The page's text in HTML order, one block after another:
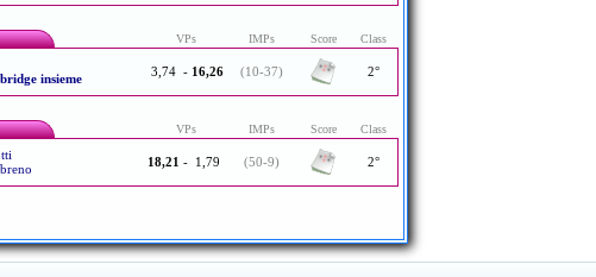
VPs IMPs Score Class
insieme
3,74 - 16,26 (10-37) 2°
VPs IMPs Score Class
18,21 - 1,79 (50-9) 2°